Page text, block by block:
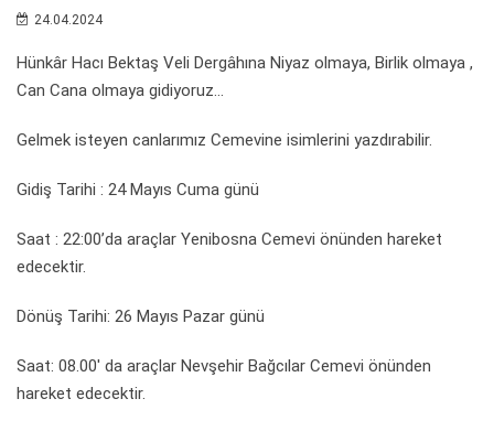
24.04.2024
Hünkâr Hacı Bektaş Veli Dergâhına Niyaz olmaya, Birlik olmaya ,
Can Cana olmaya gidiyoruz...
Gelmek isteyen canlarımız Cemevine isimlerini yazdırabilir.
Gidiş Tarihi : 24 Mayıs Cuma günü
Saat : 22:00’da araçlar Yenibosna Cemevi önünden hareket
edecektir.
Dönüş Tarihi: 26 Mayıs Pazar günü
Saat: 08.00' da araçlar Nevşehir Bağcılar Cemevi önünden
hareket edecektir.